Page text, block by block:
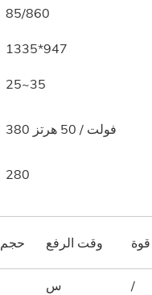
85/860
1335*947
25~35
380 فولت / 50 هرتز
280
حجم وقت الرفع قوة
س /